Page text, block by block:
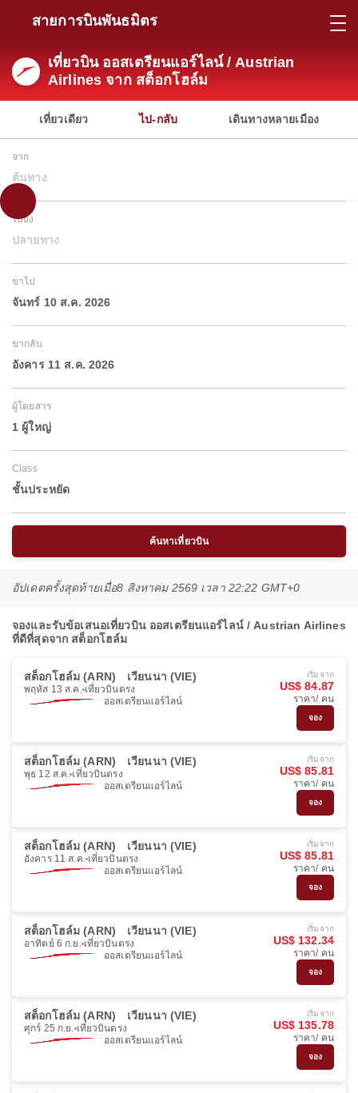
สายการบินพันธมิตร
เที่ยวบิน ออสเตรียนแอร์ไลน์ / Austrian
Airlines จาก สต็อกโฮล์ม
เที่ยวเดียว ไป-กลับ เดินทางหลายเมือง
จาก
ต้นทาง
ไปยัง
ปลายทาง
ขาไป
จันทร์ 10 ส.ค. 2026
ขากลับ
อังคาร 11 ส.ค. 2026
ผู้โดยสาร
1 ผู้ใหญ่
Class
ชั้นประหยัด
ค้นหาเที่ยวบิน
อัปเดตครั้งสุดท้ายเมื่อ8 สิงหาคม 2569 เวลา 22:22 GMT+0
จองและรับข้อเสนอเที่ยวบิน ออสเตรียนแอร์ไลน์ / Austrian Airlines
ที่ดีที่สุดจาก สต็อกโฮล์ม
สต็อกโฮล์ม (ARN) เวียนนา (VIE)
พฤหัส 13 ส.ค. เที่ยวบินตรง
ออสเตรียนแอร์ไลน์
เริ่มจาก
US$ 84.87
ราคา/ คน
จอง
สต็อกโฮล์ม (ARN) เวียนนา (VIE)
พุธ 12 ส.ค. เที่ยวบินตรง
ออสเตรียนแอร์ไลน์
เริ่มจาก
US$ 85.81
ราคา/ คน
จอง
สต็อกโฮล์ม (ARN) เวียนนา (VIE)
อังคาร 11 ส.ค. เที่ยวบินตรง
ออสเตรียนแอร์ไลน์
เริ่มจาก
US$ 85.81
ราคา/ คน
จอง
สต็อกโฮล์ม (ARN) เวียนนา (VIE)
อาทิตย์ 6 ก.ย. เที่ยวบินตรง
ออสเตรียนแอร์ไลน์
เริ่มจาก
US$ 132.34
ราคา/ คน
จอง
สต็อกโฮล์ม (ARN) เวียนนา (VIE)
ศุกร์ 25 ก.ย. เที่ยวบินตรง
ออสเตรียนแอร์ไลน์
เริ่มจาก
US$ 135.78
ราคา/ คน
จอง